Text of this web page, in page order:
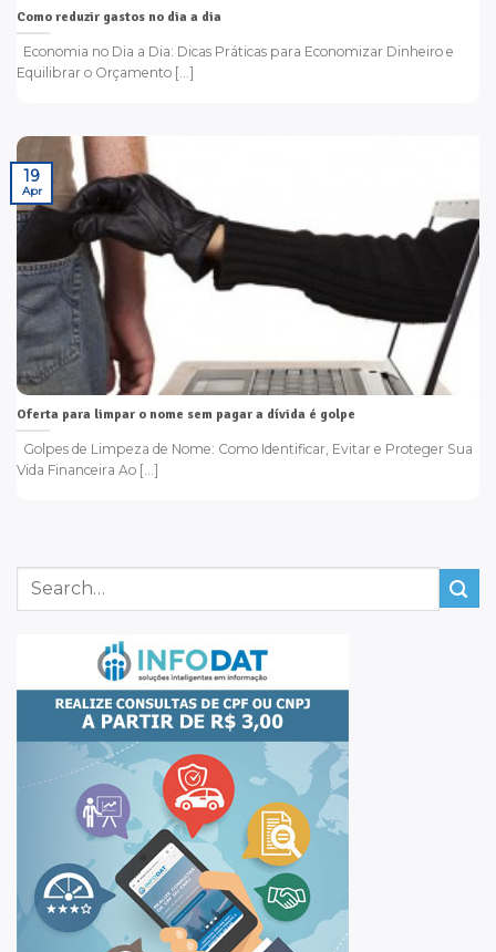
Como reduzir gastos no dia a dia
Economia no Dia a Dia: Dicas Práticas para Economizar Dinheiro e
Equilibrar o Orçamento [...]
Oferta para limpar o nome sem pagar a dívida é golpe
Golpes de Limpeza de Nome: Como Identificar, Evitar e Proteger Sua
Vida Financeira Ao [...]
19
Apr